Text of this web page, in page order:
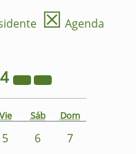
☒ Agenda
Vie Sáb Dom
5 6
7